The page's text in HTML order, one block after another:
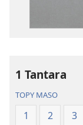
1 Tantara
TOPY MASO
1 2 3